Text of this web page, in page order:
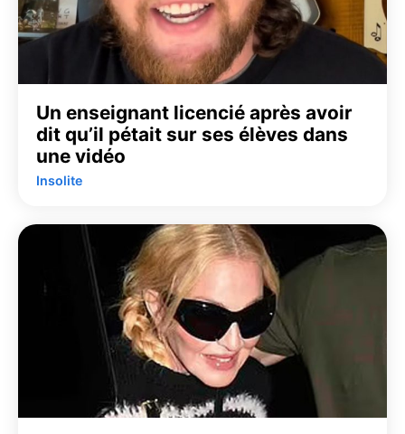
Un enseignant licencié après avoir
dit qu’il pétait sur ses élèves dans
une vidéo
Insolite